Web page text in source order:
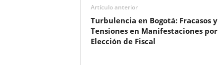
Artículo anterior
Turbulencia en Bogotá: Fracasos y
Tensiones en Manifestaciones por
Elección de Fiscal